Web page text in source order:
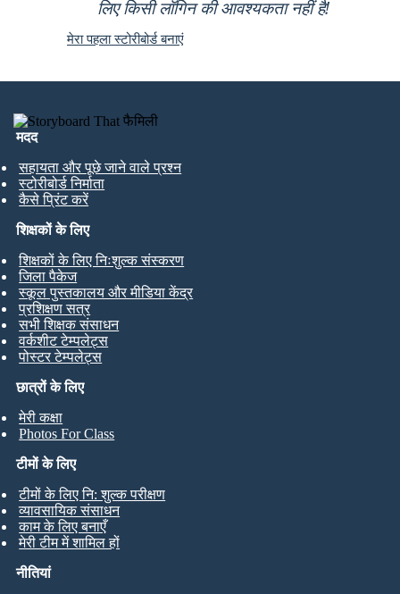
लिए किसी लॉगिन की आवश्यकता नहीं है!
मेरा पहला स्टोरीबोर्ड बनाएं
मदद
सहायता और पूछे जाने वाले प्रश्न
स्टोरीबोर्ड निर्माता
कैसे प्रिंट करें
छात्रों के लिए
मेरी कक्षा
Photos For Class
शिक्षकों के लिए
शिक्षकों के लिए निःशुल्क संस्करण
जिला पैकेज
स्कूल पुस्तकालय और मीडिया केंद्र
प्रशिक्षण सत्र
सभी शिक्षक संसाधन
वर्कशीट टेम्पलेट्स
पोस्टर टेम्पलेट्स
टीमों के लिए
टीमों के लिए नि: शुल्क परीक्षण
व्यावसायिक संसाधन
काम के लिए बनाएँ
मेरी टीम में शामिल हों
नीतियां